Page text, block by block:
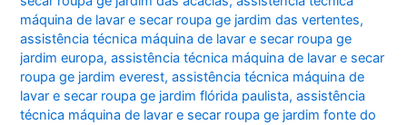
máquina de lavar e secar roupa ge jardim das vertentes,
assistência técnica máquina de lavar e secar roupa ge
jardim europa,assistência técnica máquina de lavar e secar
roupa ge jardim everest,assistência técnica máquina de
lavar e secar roupa ge jardim flórida paulista,assistência
técnica máquina de lavar e secar roupa ge jardim fonte do